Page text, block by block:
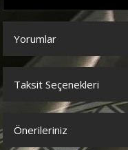
Yorumlar
Bu
Taksit Seçenekleri
Önerileriniz